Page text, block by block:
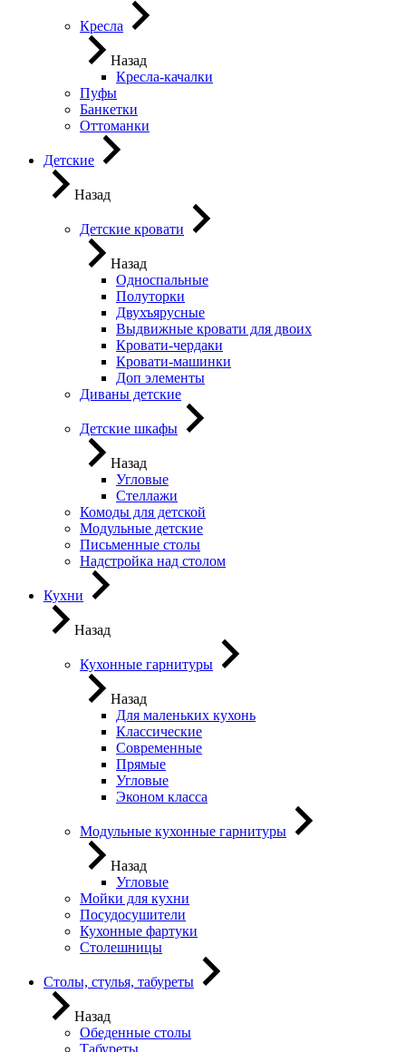
Кресла
Назад
Кресла-качалки
Пуфы
Банкетки
Оттоманки
Детские
Назад
Детские кровати
Назад
Односпальные
Полуторки
Двухъярусные
Выдвижные кровати для двоих
Кровати-чердаки
Кровати-машинки
Доп элементы
Диваны детские
Детские шкафы
Назад
Угловые
Стеллажи
Комоды для детской
Модульные детские
Письменные столы
Надстройка над столом
Кухни
Назад
Кухонные гарнитуры
Назад
Для маленьких кухонь
Классические
Современные
Прямые
Угловые
Эконом класса
Модульные кухонные гарнитуры
Назад
Угловые
Мойки для кухни
Посудосушители
Кухонные фартуки
Столешницы
Столы, стулья, табуреты
Назад
Обеденные столы
Табуреты